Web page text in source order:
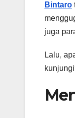
Bintaro
juga
Lalu,